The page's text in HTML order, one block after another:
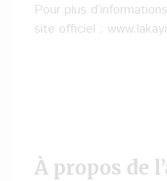
Pour plus
site officiel :
À propos de